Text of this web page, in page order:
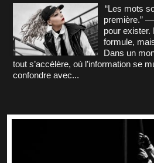
“Les mots
première.”
pour
formule,
Dans un
tout s’accélère, où l’information se
confondre avec...